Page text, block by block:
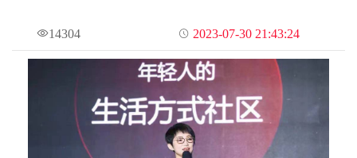
蓝挺元带来了《创新美妆科技，共创未来之美》主题演讲。
14304 2023-07-30 21:43:24